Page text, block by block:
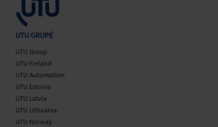
UTU GRUPĖ
UTU Group
UTU Finland
UTU Automation
UTU Estonia
UTU Latvia
UTU Lithuania
UTU Norway